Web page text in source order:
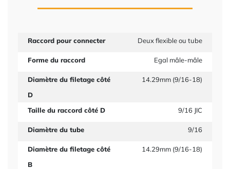
Raccord pour connecter Deux flexible ou tube
Forme du raccord Egal mâle-mâle
Diamètre du filetage côté
D
14.29mm (9/16-18)
Taille du raccord côté D 9/16 JIC
Diamètre du tube 9/16
Diamètre du filetage côté
B
14.29mm (9/16-18)